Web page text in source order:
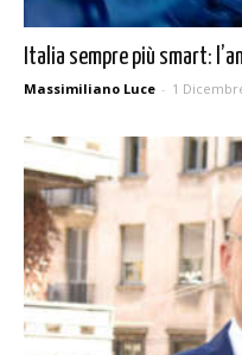
Italia sempre più smart:
Massimiliano Luce - 1